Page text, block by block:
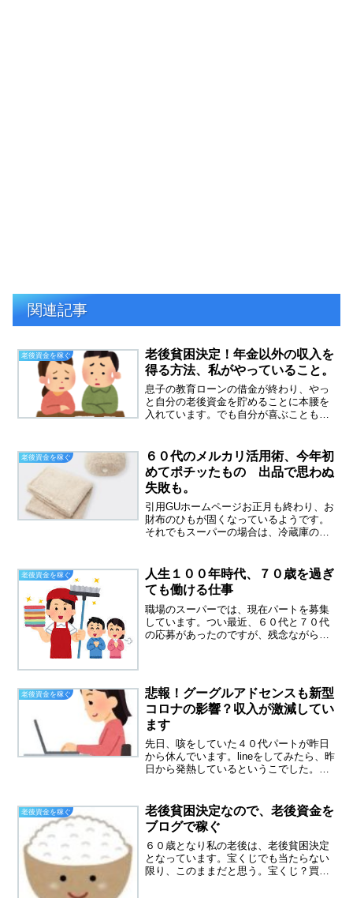
関連記事
老後資金を稼ぐ
老後貧困決定！年金以外の収入を
得る方法、私がやっていること。
息子の教育ローンの借金が終わり、やっ
と自分の老後資金を貯めることに本腰を
入れています。でも自分が喜ぶこともや
金だけではやっていけない、そんな記事
をよくみかけます。もちろ...
老後資金を稼ぐ
６０代のメルカリ活用術、今年初
めてポチッたもの 出品で思わぬ
失敗も。
引用GUホームページお正月も終わり、お
財布のひもが固くなっているようです。
それでもスーパーの場合は、冷蔵庫の中
焼肉を食べに行ったくらいで、あとは質
素にあるものでご飯を済...
老後資金を稼ぐ
人生１００年時代、７０歳を過ぎ
ても働ける仕事
職場のスーパーでは、現在パートを募集
しています。つい最近、６０代と７０代
の応募があったのですが、残念ながら不
場合、許されるのは５０代...
老後資金を稼ぐ
悲報！グーグルアドセンスも新型
コロナの影響？収入が激減してい
ます
先日、咳をしていた４０代パートが昨日
から休んでいます。lineをしてみたら、昨
日から発熱しているというこでした。診
待機をすすめられたそうです。新型コロ
ナでないといいので...
老後資金を稼ぐ
老後貧困決定なので、老後資金を
ブログで稼ぐ
６０歳となり私の老後は、老後貧困決定
となっています。宝くじでも当たらない
限り、このままだと思う。宝くじ？買っ